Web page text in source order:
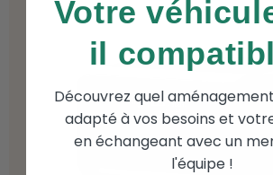
Votre
il
Découvrez quel
adapté à vos besoins et
en échangeant avec un
l'équipe !